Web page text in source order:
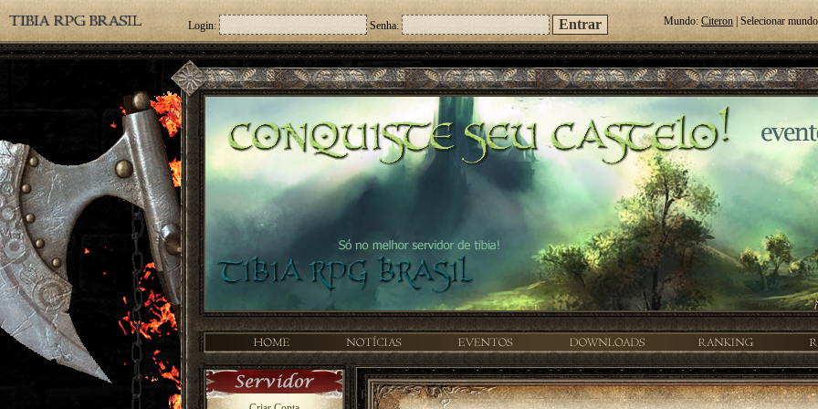
Login: Senha: Mundo: Citeron | Selecionar